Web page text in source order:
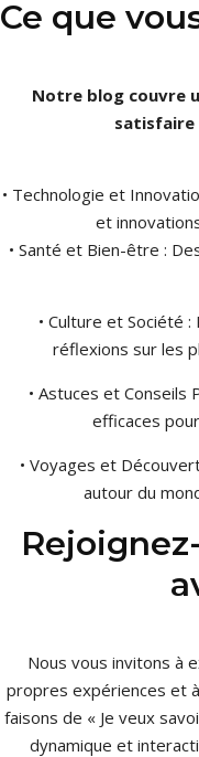
Ce que
Notre blog couvre
satisfaire
• Technologie et
et
• Santé et Bien-être :
• Culture et Société
réflexions sur les
• Astuces et
efficaces
• Voyages et
autour du
Nous vous invitons à
propres expériences et
faisons de « Je veux
dynamique et